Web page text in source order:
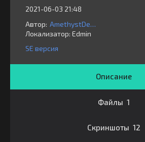
2021-06-03 21:48
Автор:
AmethystDeceiver
Локализатор: ⁣⁣⁣Edmin
SE версия
Описание
Файлы 1
Скриншоты 12